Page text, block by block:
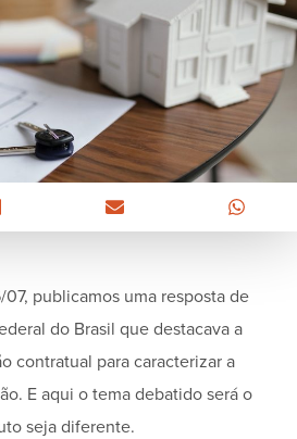
publicamos uma resposta de
do Brasil que destacava a
contratual para caracterizar a
E aqui o tema debatido será o
seja diferente.